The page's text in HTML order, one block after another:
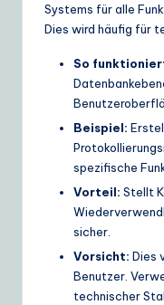
Systems für alle
Dies wird häufig für
So
Beispiel:
spezifische
Vorteil: Stellt
sicher.
Vorsicht: Dies
Benutzer.
technischer